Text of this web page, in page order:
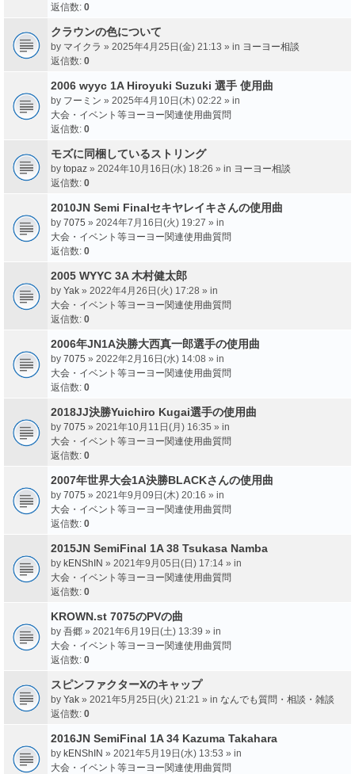
返信数: 0
クラウンの色について
by マイクラ » 2025年4月25日(金) 21:13 » in ヨーヨー相談
返信数: 0
2006 wyyc 1A Hiroyuki Suzuki 選手 使用曲
by フーミン » 2025年4月10日(木) 02:22 » in
大会・イベント等ヨーヨー関連使用曲質問
返信数: 0
モズに同梱しているストリング
by topaz » 2024年10月16日(水) 18:26 » in ヨーヨー相談
返信数: 0
2010JN Semi Finalセキヤレイキさんの使用曲
by 7075 » 2024年7月16日(火) 19:27 » in
大会・イベント等ヨーヨー関連使用曲質問
返信数: 0
2005 WYYC 3A 木村健太郎
by Yak » 2022年4月26日(火) 17:28 » in
大会・イベント等ヨーヨー関連使用曲質問
返信数: 0
2006年JN1A決勝大西真一郎選手の使用曲
by 7075 » 2022年2月16日(水) 14:08 » in
大会・イベント等ヨーヨー関連使用曲質問
返信数: 0
2018JJ決勝Yuichiro Kugai選手の使用曲
by 7075 » 2021年10月11日(月) 16:35 » in
大会・イベント等ヨーヨー関連使用曲質問
返信数: 0
2007年世界大会1A決勝BLACKさんの使用曲
by 7075 » 2021年9月09日(木) 20:16 » in
大会・イベント等ヨーヨー関連使用曲質問
返信数: 0
2015JN SemiFinal 1A 38 Tsukasa Namba
by kENShIN » 2021年9月05日(日) 17:14 » in
大会・イベント等ヨーヨー関連使用曲質問
返信数: 0
KROWN.st 7075のPVの曲
by 吾郷 » 2021年6月19日(土) 13:39 » in
大会・イベント等ヨーヨー関連使用曲質問
返信数: 0
スピンファクターXのキャップ
by Yak » 2021年5月25日(火) 21:21 » in なんでも質問・相談・雑談
返信数: 0
2016JN SemiFinal 1A 34 Kazuma Takahara
by kENShIN » 2021年5月19日(水) 13:53 » in
大会・イベント等ヨーヨー関連使用曲質問